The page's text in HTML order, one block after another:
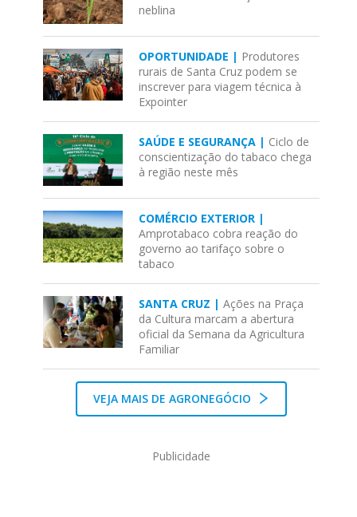
neblina
OPORTUNIDADE | Produtores
rurais de Santa Cruz podem se
inscrever para viagem técnica à
Expointer
SAÚDE E SEGURANÇA | Ciclo de
conscientização do tabaco chega
à região neste mês
COMÉRCIO EXTERIOR |
Amprotabaco cobra reação do
governo ao tarifaço sobre o
tabaco
SANTA CRUZ |Ações na Praça
da Cultura marcam a abertura
oficial da Semana da Agricultura
Familiar
VEJA MAIS DE AGRONEGÓCIO
Publicidade